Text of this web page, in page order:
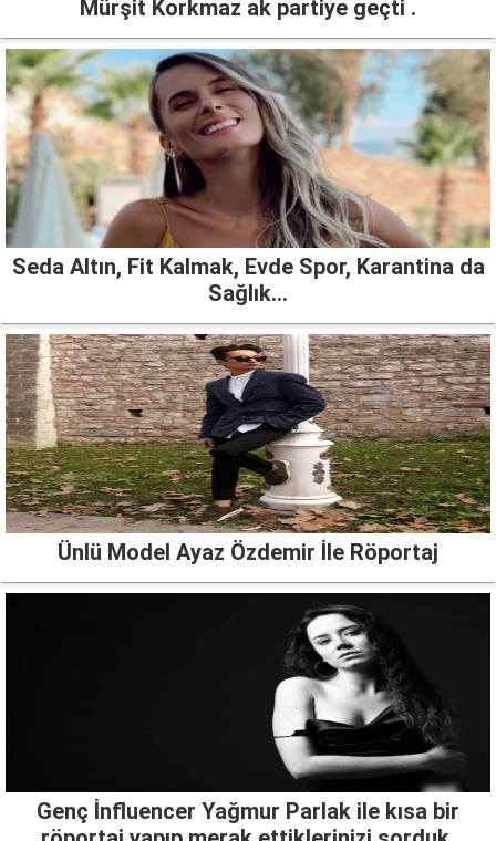
Mürşit Korkmaz ak partiye geçti .
Seda Altın, Fit Kalmak, Evde Spor, Karantina da
Sağlık…
Ünlü Model Ayaz Özdemir İle Röportaj
Genç İnfluencer Yağmur Parlak ile kısa bir